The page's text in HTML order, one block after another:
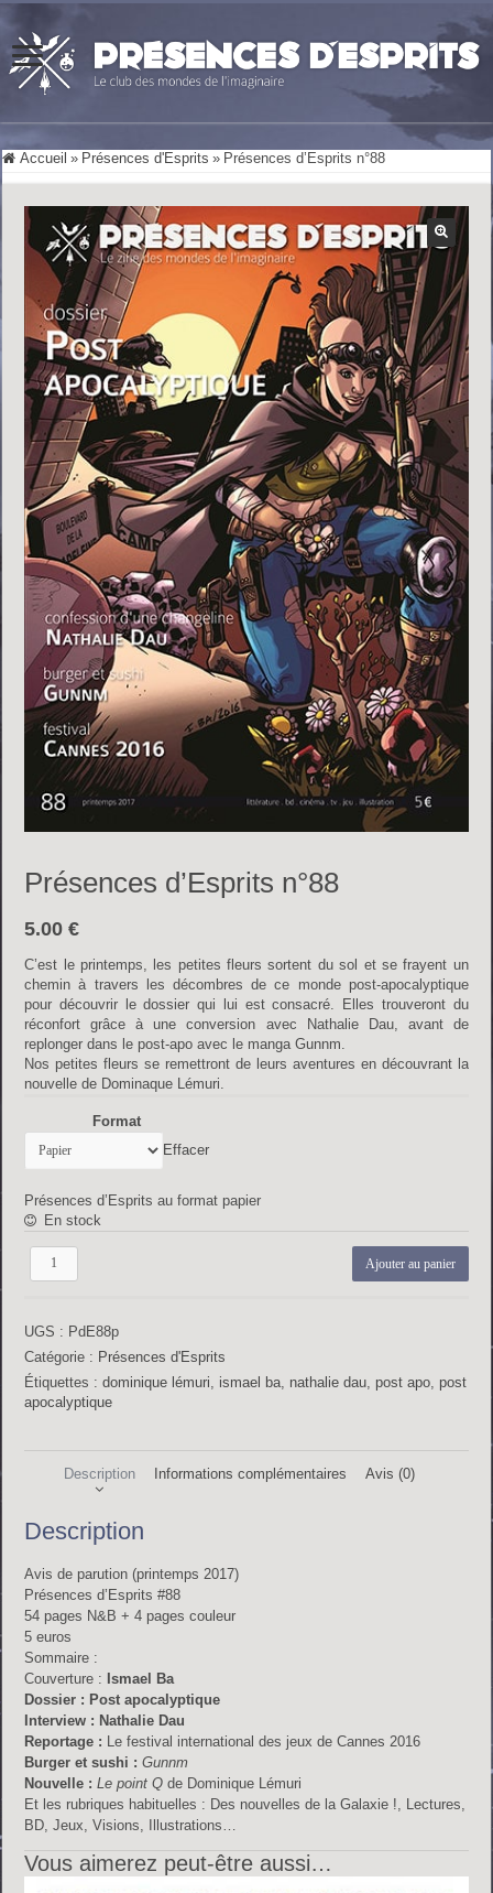
Accueil » Présences d'Esprits » Présences d’Esprits n°88
Présences d’Esprits n°88
5.00€
C’est le printemps, les petites fleurs sortent du sol et se frayent un
chemin à travers les décombres de ce monde post-apocalyptique
pour découvrir le dossier qui lui est consacré. Elles trouveront du
réconfort grâce à une conversion avec Nathalie Dau, avant de
replonger dans le post-apo avec le manga Gunnm.
Nos petites fleurs se remettront de leurs aventures en découvrant la
nouvelle de Dominaque Lémuri.
Format
Effacer
Présences d’Esprits au format papier
En stock
quantité
n°88
Ajouter au panier
UGS : PdE88p
Catégorie : Présences d'Esprits
Étiquettes :dominique lémuri, ismael ba, nathalie dau, post apo, post
apocalyptique
Description Informations complémentaires Avis (0)
Description
Avis de parution (printemps 2017)
Présences d’Esprits #88
54 pages N&B + 4 pages couleur
5 euros
Sommaire :
Couverture : Ismael Ba
Dossier : Post apocalyptique
Interview : Nathalie Dau
Reportage : Le festival international des jeux de Cannes 2016
Burger et sushi : Gunnm
Nouvelle : Le point Q de Dominique Lémuri
Et les rubriques habituelles : Des nouvelles de la Galaxie !, Lectures,
BD, Jeux, Visions, Illustrations…
Vous aimerez peut-être aussi…